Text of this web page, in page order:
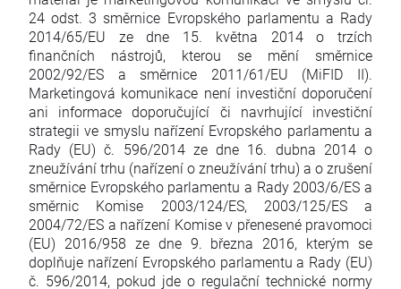
24 odst. 3 směrnice Evropského parlamentu a Rady
2014/65/EU ze dne 15. května 2014 o trzích
finančních nástrojů, kterou se mění směrnice
2002/92/ES a směrnice 2011/61/EU (MiFID II).
Marketingová komunikace není investiční doporučení
ani informace doporučující či navrhující investiční
strategii ve smyslu nařízení Evropského parlamentu a
Rady (EU) č. 596/2014 ze dne 16. dubna 2014 o
zneužívání trhu (nařízení o zneužívání trhu) a o zrušení
směrnice Evropského parlamentu a Rady 2003/6/ES a
směrnic Komise 2003/124/ES, 2003/125/ES a
2004/72/ES a nařízení Komise v přenesené pravomoci
(EU) 2016/958 ze dne 9. března 2016, kterým se
doplňuje nařízení Evropského parlamentu a Rady (EU)
č. 596/2014, pokud jde o regulační technické normy